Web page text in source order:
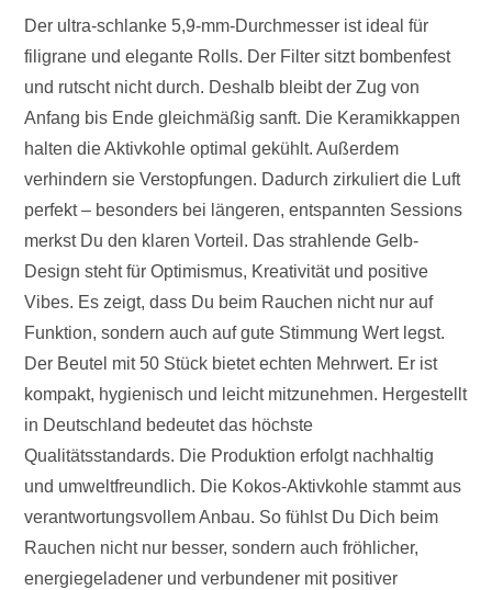
Der ultra-schlanke 5,9-mm-Durchmesser ist ideal für
filigrane und elegante Rolls. Der Filter sitzt bombenfest
und rutscht nicht durch. Deshalb bleibt der Zug von
Anfang bis Ende gleichmäßig sanft. Die Keramikkappen
halten die Aktivkohle optimal gekühlt. Außerdem
verhindern sie Verstopfungen. Dadurch zirkuliert die Luft
perfekt – besonders bei längeren, entspannten Sessions
merkst Du den klaren Vorteil. Das strahlende Gelb-
Design steht für Optimismus, Kreativität und positive
Vibes. Es zeigt, dass Du beim Rauchen nicht nur auf
Funktion, sondern auch auf gute Stimmung Wert legst.
Der Beutel mit 50 Stück bietet echten Mehrwert. Er ist
kompakt, hygienisch und leicht mitzunehmen. Hergestellt
in Deutschland bedeutet das höchste
Qualitätsstandards. Die Produktion erfolgt nachhaltig
und umweltfreundlich. Die Kokos-Aktivkohle stammt aus
verantwortungsvollem Anbau. So fühlst Du Dich beim
Rauchen nicht nur besser, sondern auch fröhlicher,
energiegeladener und verbundener mit positiver